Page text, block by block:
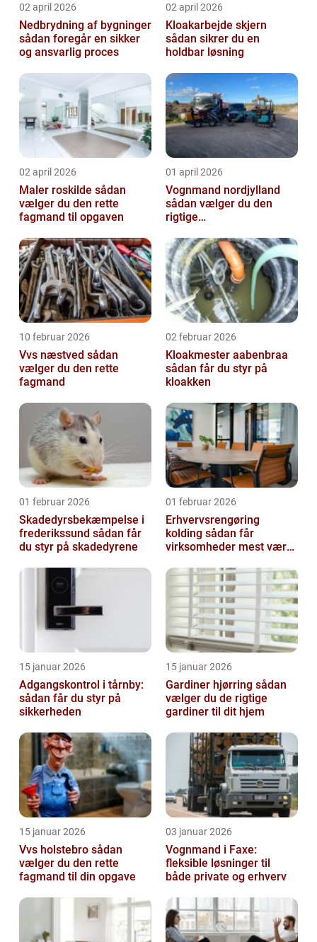
02 april 2026
Nedbrydning af bygninger
sådan foregår en sikker
og ansvarlig proces
02 april 2026
Kloakarbejde skjern
sådan sikrer du en
holdbar løsning
02 april 2026
Maler roskilde sådan
vælger du den rette
fagmand til opgaven
01 april 2026
Vognmand nordjylland
sådan vælger du den
rigtige
10 februar 2026
Vvs næstved sådan
vælger du den rette
fagmand
02 februar 2026
Kloakmester aabenbraa
sådan får du styr på
kloakken
01 februar 2026
Skadedyrsbekæmpelse i
frederikssund sådan får
du styr på skadedyrene
01 februar 2026
Erhvervsrengøring
kolding sådan får
virksomheder mest værdi
15 januar 2026
Adgangskontrol i tårnby:
sådan får du styr på
sikkerheden
15 januar 2026
Gardiner hjørring sådan
vælger du de rigtige
gardiner til dit hjem
15 januar 2026
Vvs holstebro sådan
vælger du den rette
fagmand til din opgave
03 januar 2026
Vognmand i Faxe:
fleksible løsninger til
både private og erhverv